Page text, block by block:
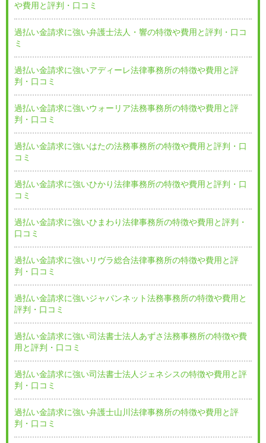
や費用と評判・口コミ
過払い金請求に強い弁護士法人・響の特徴や費用と評判・口コ
ミ
過払い金請求に強いアディーレ法律事務所の特徴や費用と評
判・口コミ
過払い金請求に強いウォーリア法務事務所の特徴や費用と評
判・口コミ
過払い金請求に強いはたの法務事務所の特徴や費用と評判・口
コミ
過払い金請求に強いひかり法律事務所の特徴や費用と評判・口
コミ
過払い金請求に強いひまわり法律事務所の特徴や費用と評判・
口コミ
過払い金請求に強いリヴラ総合法律事務所の特徴や費用と評
判・口コミ
過払い金請求に強いジャパンネット法務事務所の特徴や費用と
評判・口コミ
過払い金請求に強い司法書士法人あずさ法務事務所の特徴や費
用と評判・口コミ
過払い金請求に強い司法書士法人ジェネシスの特徴や費用と評
判・口コミ
過払い金請求に強い弁護士山川法律事務所の特徴や費用と評
判・口コミ